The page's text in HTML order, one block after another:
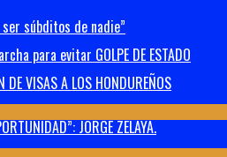
súbditos de nadie”
para evitar GOLPE DE ESTADO
DE VISAS A LOS HONDUREÑOS
JORGE ZELAYA.